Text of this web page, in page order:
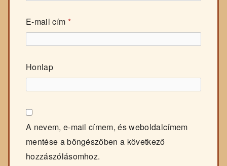
E-mail cím *
Honlap
A nevem, e-mail címem, és weboldalcímem
mentése a böngészőben a következő
hozzászólásomhoz.